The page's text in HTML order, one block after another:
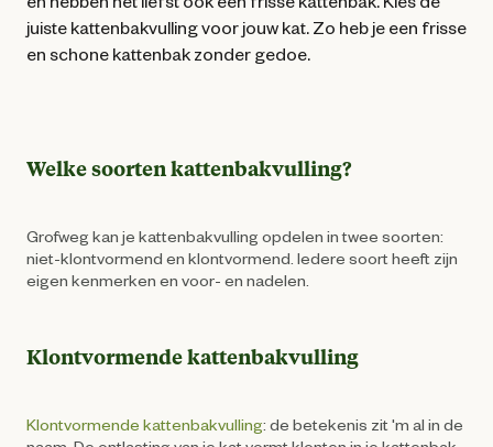
juiste kattenbakvulling voor jouw kat. Zo heb je een frisse
en schone kattenbak zonder gedoe.
Welke soorten kattenbakvulling?
Grofweg kan je kattenbakvulling opdelen in twee soorten:
niet-klontvormend en klontvormend. Iedere soort heeft zijn
eigen kenmerken en voor- en nadelen.
Klontvormende kattenbakvulling
Klontvormende kattenbakvulling: de betekenis zit 'm al in de